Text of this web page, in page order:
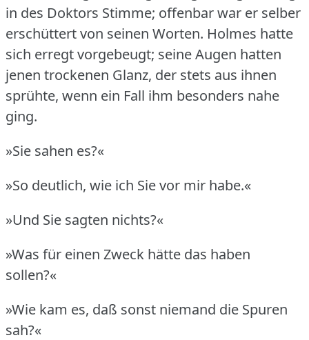
in des Doktors Stimme; offenbar war er selber
erschüttert von seinen Worten. Holmes hatte
sich erregt vorgebeugt; seine Augen hatten
jenen trockenen Glanz, der stets aus ihnen
sprühte, wenn ein Fall ihm besonders nahe
ging.
»Sie sahen es?«
»So deutlich, wie ich Sie vor mir habe.«
»Und Sie sagten nichts?«
»Was für einen Zweck hätte das haben
sollen?«
»Wie kam es, daß sonst niemand die Spuren
sah?«